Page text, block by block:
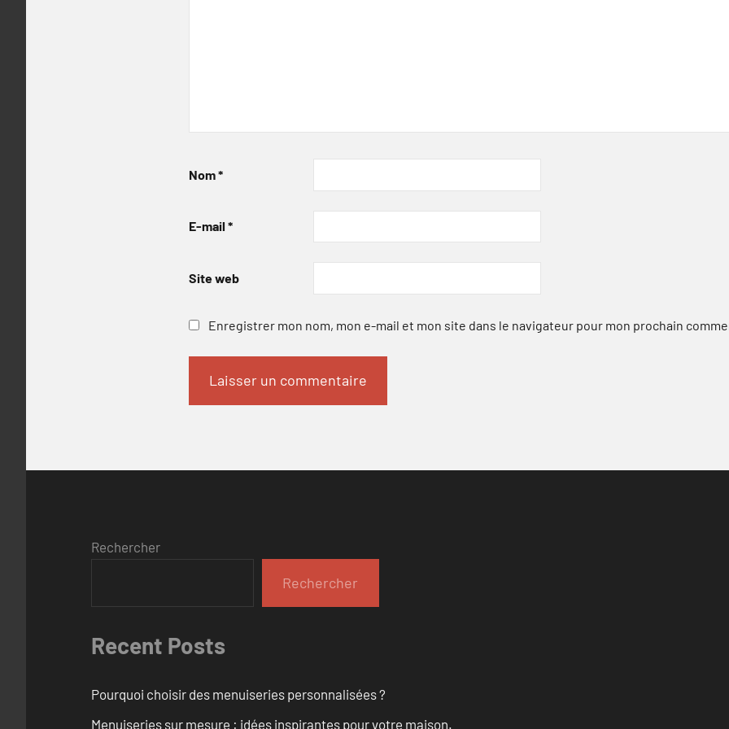
Nom*
E-mail *
Site web
Enregistrer mon nom, mon e-mail et mon site dans le navigateur pour mon prochain
Rechercher
Rechercher
Recent Posts
Pourquoi choisir des menuiseries personnalisées ?
Menuiseries sur mesure : idées inspirantes pour votre maison.